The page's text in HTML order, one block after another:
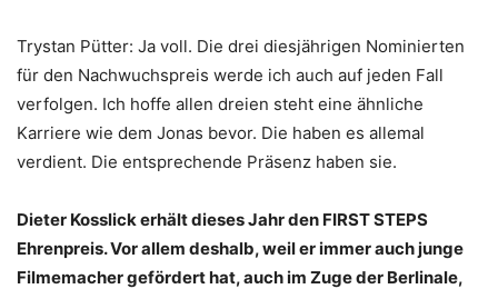
Trystan Pütter: Ja voll. Die drei diesjährigen Nominierten
für den Nachwuchspreis werde ich auch auf jeden Fall
verfolgen. Ich hoffe allen dreien steht eine ähnliche
Karriere wie dem Jonas bevor. Die haben es allemal
verdient. Die entsprechende Präsenz haben sie.
Dieter Kosslick erhält dieses Jahr den FIRST STEPS
Ehrenpreis. Vor allem deshalb, weil er immer auch junge
Filmemacher gefördert hat, auch im Zuge der Berlinale,